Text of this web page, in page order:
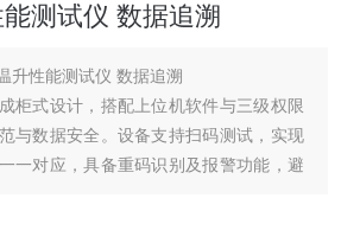
测试仪 数据追溯
升性能测试仪 数据追溯
柜式设计，搭配上位机软件与三级权限
与数据安全。设备支持扫码测试，实现
一对应，具备重码识别及报警功能，避
电压、电流、温度数据，自动计算温